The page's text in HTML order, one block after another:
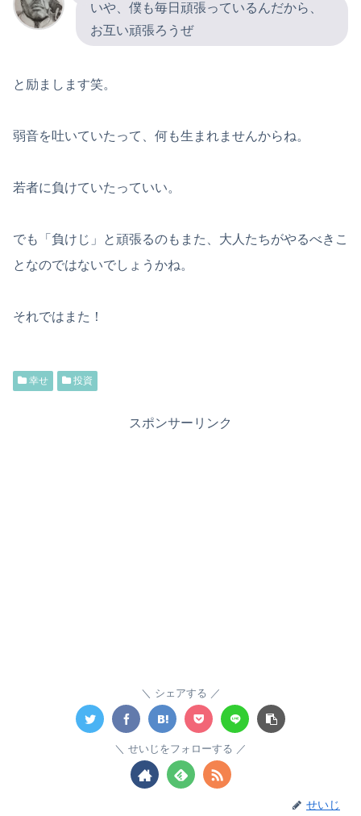
いや、僕も毎日頑張っているんだから、
お互い頑張ろうぜ
と励まします笑。
弱音を吐いていたって、何も生まれませんからね。
若者に負けていたっていい。
でも「負けじ」と頑張るのもまた、大人たちがやるべきこ
となのではないでしょうかね。
それではまた！
幸せ 投資
スポンサーリンク
シェアする
せいじをフォローする
せいじ